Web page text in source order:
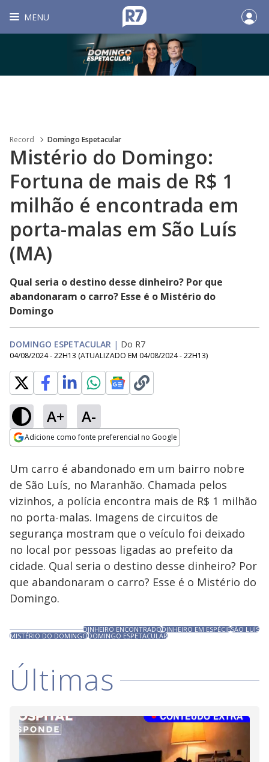
MENU
Record Domingo Espetacular
Mistério do Domingo:
Fortuna de mais de R$ 1
milhão é encontrada em
porta-malas em São Luís
(MA)
Qual seria o destino desse dinheiro? Por que
abandonaram o carro? Esse é o Mistério do
Domingo
DOMINGO ESPETACULAR | Do R7
04/08/2024 - 22H13 (ATUALIZADO EM 04/08/2024 - 22H13)
A+ A-
Adicione como fonte preferencial no Google
Ativar
Loaded
14.28%
Um carro é abandonado em um bairro nobre
de São Luís, no Maranhão. Chamada pelos
vizinhos, a polícia encontra mais de R$ 1 milhão
no porta-malas. Imagens de circuitos de
segurança mostram que o veículo foi deixado
no local por pessoas ligadas ao prefeito da
cidade. Qual seria o destino desse dinheiro? Por
que abandonaram o carro? Esse é o Mistério do
Domingo.
DINHEIRO ENCONTRADODINHEIRO EM ESPÉCIESÃO LUÍS
MISTÉRIO DO DOMINGODOMINGO ESPETACULAR
Últimas